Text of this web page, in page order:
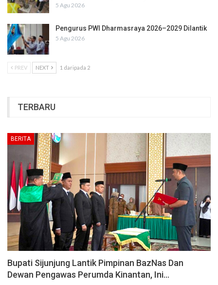
5 Agu 2026
Pengurus PWI Dharmasraya 2026–2029 Dilantik
5 Agu 2026
PREV NEXT 1 daripada 2
TERBARU
BERITA
Bupati Sijunjung Lantik Pimpinan BazNas Dan
Dewan Pengawas Perumda Kinantan, Ini…